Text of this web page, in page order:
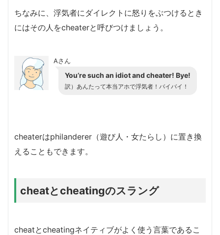
ちなみに、浮気者にダイレクトに怒りをぶつけるとき
にはその人をcheaterと呼びつけましょう。
Aさん
You’re such an idiot and cheater! Bye!
訳）あんたって本当アホで浮気者！バイバイ！
cheaterはphilanderer（遊び人・女たらし）に置き換
えることもできます。
cheatとcheatingのスラング
cheatとcheatingネイティブがよく使う言葉であるこ